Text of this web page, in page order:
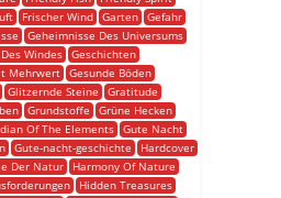
Frischer Wind Garten
Gefahr
Geheimnisse Des Universums
Windes Geschichten
Mehrwert
Gesunde Böden
Glitzernde Steine
Gratitude
Grundstoffe
Grüne Hecken
Of The Elements
Gute Nacht
Gute-nacht-geschichte
Hardcover
Der Natur
Harmony Of Nature
Hidden Treasures